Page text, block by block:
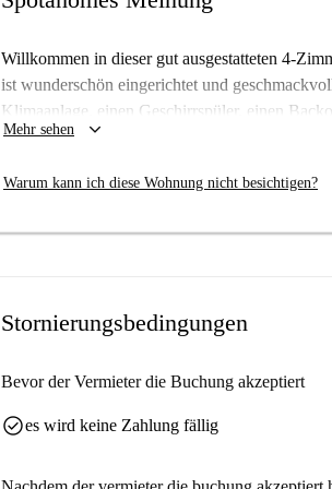
Willkommen in dieser gut ausgestatteten 4-
ist wunderschön eingerichtet und
Klimaanlage, einen Geschirrspüler, einen
genutzte Waschmaschine steht Ihnen zur
Escultura Murcia Viva, der Casa Diaz-Cassou
Mehr sehen keyboard_arrow_down
Warum kann ich diese Wohnung nicht besichtigen?
Stornierungsbedingungen
Bevor der Vermieter die Buchung akzeptiert
check_circlees wird keine Zahlung fällig